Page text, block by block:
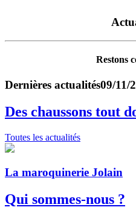
Restons
Dernières actualités09/11/
Des chaussons tout
Toutes les actualités
La maroquinerie Jolain
Qui sommes-nous ?